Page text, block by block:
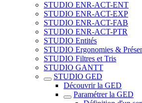
STUDIO ENR-ACT-ENT
STUDIO ENR-ACT-EXP
STUDIO ENR-ACT-FAB
STUDIO ENR-ACT-PTR
STUDIO Entités
STUDIO Ergonomies &
STUDIO Filtres et Tris
STUDIO GANTT
STUDIO GED
Découvrir la GED
Paramétrer la GED